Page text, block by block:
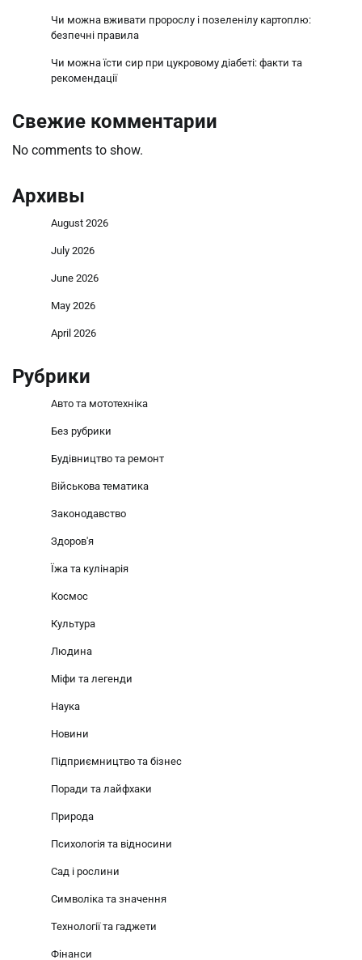
Чи можна вживати пророслу і позеленілу картоплю:
безпечні правила
Чи можна їсти сир при цукровому діабеті: факти та
рекомендації
Свежие комментарии
No comments to show.
Архивы
August 2026
July 2026
June 2026
May 2026
April 2026
Рубрики
Авто та мототехніка
Без рубрики
Будівництво та ремонт
Військова тематика
Законодавство
Здоров'я
Їжа та кулінарія
Космос
Культура
Людина
Міфи та легенди
Наука
Новини
Підприємництво та бізнес
Поради та лайфхаки
Природа
Психологія та відносини
Сад і рослини
Символіка та значення
Технології та гаджети
Фінанси